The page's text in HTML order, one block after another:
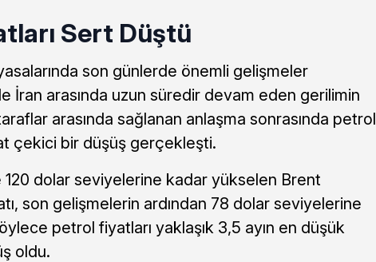
Sert Düştü
son günlerde önemli gelişmeler
İran arasında uzun süredir devam eden gerilimin
arasında sağlanan anlaşma sonrasında petrol
çekici bir düşüş gerçekleşti.
dolar seviyelerine kadar yükselen Brent
son gelişmelerin ardından 78 dolar seviyelerine
petrol fiyatları yaklaşık 3,5 ayın en düşük
oldu.